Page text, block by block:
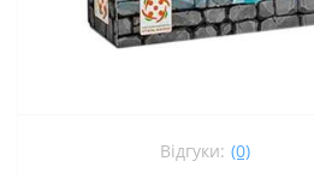
Відгуки: (0)